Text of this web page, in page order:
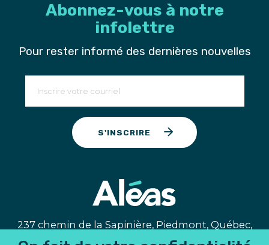
Abonnez-vous à notre
infolettre
Pour rester informé des dernières nouvelles
S'INSCRIRE
237 chemin de la Sapinière, Piedmont, Québec,